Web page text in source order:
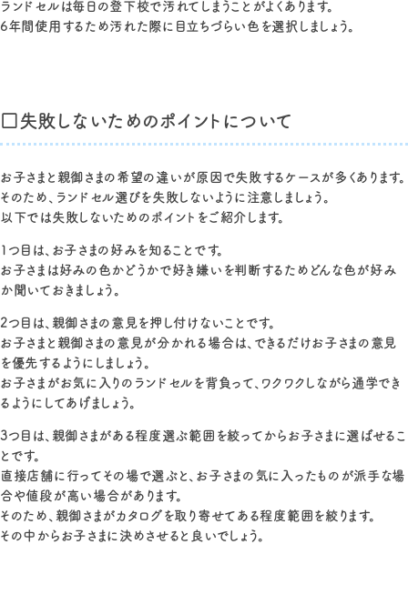
ランドセルは毎日の登下校で汚れてしまうことがよくあります。
6年間使用するため汚れた際に目立ちづらい色を選択しましょう。
□失敗しないためのポイントについて
お子さまと親御さまの希望の違いが原因で失敗するケースが多くあります。
そのため、ランドセル選びを失敗しないように注意しましょう。
以下では失敗しないためのポイントをご紹介します。
1つ目は、お子さまの好みを知ることです。
お子さまは好みの色かどうかで好き嫌いを判断するためどんな色が好み
か聞いておきましょう。
2つ目は、親御さまの意見を押し付けないことです。
お子さまと親御さまの意見が分かれる場合は、できるだけお子さまの意見
を優先するようにしましょう。
お子さまがお気に入りのランドセルを背負って、ワクワクしながら通学でき
るようにしてあげましょう。
3つ目は、親御さまがある程度選ぶ範囲を絞ってからお子さまに選ばせるこ
とです。
直接店舗に行ってその場で選ぶと、お子さまの気に入ったものが派手な場
合や値段が高い場合があります。
そのため、親御さまがカタログを取り寄せてある程度範囲を絞ります。
その中からお子さまに決めさせると良いでしょう。